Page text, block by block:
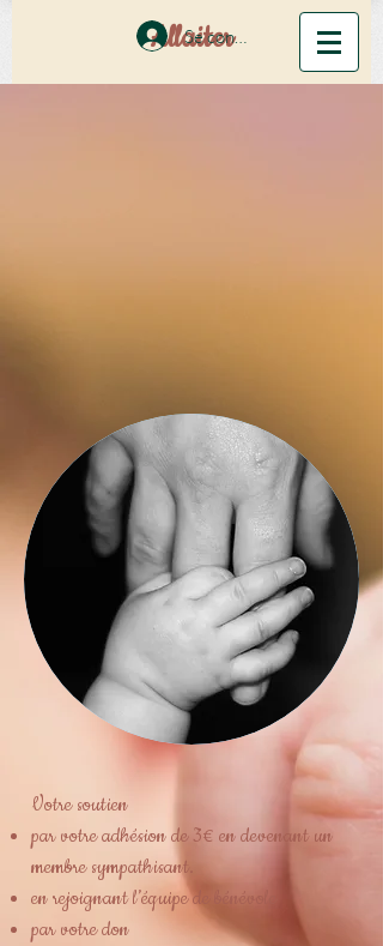
Allaiter
Se connecter
Votre soutien
par votre adhésion de 3€ en devenant un
membre sympathisant.
en rejoignant l’équipe de bénévole
par votre don